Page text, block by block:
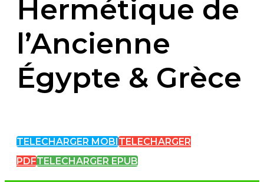
Hermétique de
l’Ancienne
Égypte & Grèce
TELECHARGER MOBI TELECHARGER
PDFTELECHARGER EPUB